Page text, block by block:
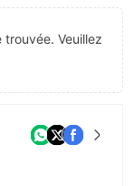
Veuillez